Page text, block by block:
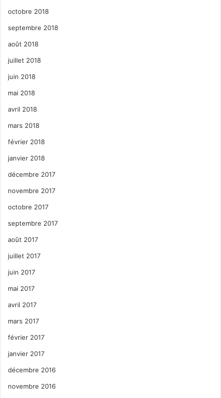
octobre 2018
septembre 2018
août 2018
juillet 2018
juin 2018
mai 2018
avril 2018
mars 2018
février 2018
janvier 2018
décembre 2017
novembre 2017
octobre 2017
septembre 2017
août 2017
juillet 2017
juin 2017
mai 2017
avril 2017
mars 2017
février 2017
janvier 2017
décembre 2016
novembre 2016